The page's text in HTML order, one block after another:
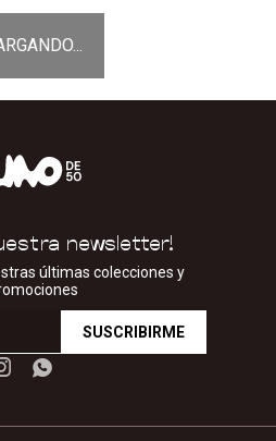
newsletter!
últimas colecciones y
SUSCRIBIRME
